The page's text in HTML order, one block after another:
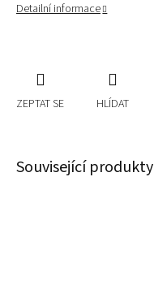
Detailní informace
ZEPTAT SE HLÍDAT
Související produkty